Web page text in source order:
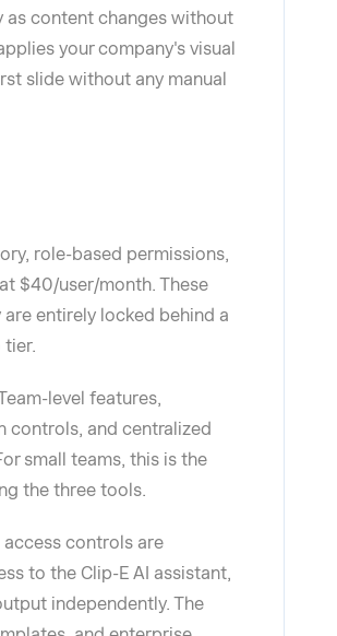
content changes without
your company's visual
slide without any manual
role-based permissions,
$40/user/month. These
entirely locked behind a
tier.
level features,
controls, and centralized
small teams, this is the
the three tools.
access controls are
to the Clip-E AI assistant,
independently. The